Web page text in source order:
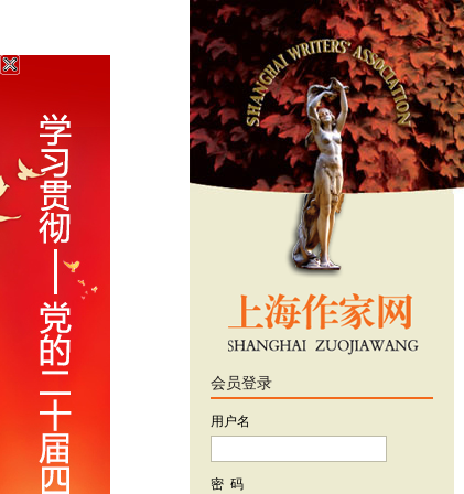
会员登录
用户名
密 码